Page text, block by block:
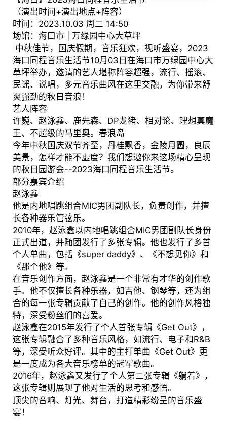
（演出时间+演出地点+阵容）
时间：2023.10.03 周二 14:50
场馆：海口市 | 万绿园中心大草坪
中秋佳节，国庆假期，音乐狂欢，视听盛宴，2023
海口同程音乐生活节10月03日在海口市万绿园中心大
草坪举办，邀请的艺人堪称阵容超强，流行、摇滚、
民谣、说唱，多元音乐曲风在这里交融，为你带来舒
爽强劲的秋日音浪！
艺人阵容
许巍、赵泳鑫、鹿先森、DP龙猪、相对论、理想真魔
王、不超级的马里奥。春浪岛
今年中秋国庆双节齐至，丹桂飘香，金陵月圆，良辰
美景，怎样才能不虚度？我们想邀你来这场精心呈现
的秋日园游会--2023海口同程音乐生活节。
部分嘉宾介绍
赵泳鑫
他是内地唱跳组合MIC男团副队长，负责创作，并擅
长各种器乐管弦乐。
2010年，赵泳鑫以内地唱跳组合MIC男团副队长身份
正式出道，并随团发行了多张专辑。他也发行了多首
个人单曲，包括《super daddy》、《不想见你》和
《那个他》等。
在音乐创作方面，赵泳鑫是一个非常有才华的创作歌
手。他不仅擅长各种乐器，如吉他、钢琴等，还为组
合的每一张专辑贡献了自己的创作。他的创作风格独
特，深受粉丝们的喜爱。
赵泳鑫在2015年发行了个人首张专辑《Get Out》，
这张专辑融合了多种音乐风格，如流行、电子和R&B
等，深受听众好评。其中的主打单曲《Get Out》更
是一度成为各大音乐榜单的冠军歌曲。
2016年，赵泳鑫又发行了个人第二张专辑《躺着》，
这张专辑则展现了他对生活的思考和感悟。
顶尖的音响、灯光、舞台，打造精彩纷呈的音乐盛
宴！